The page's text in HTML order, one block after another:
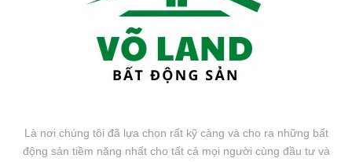
Là nơi chúng tôi đã lựa chọn rất kỹ càng và cho ra những bất
động sản tiềm năng nhất cho tất cả mọi người cùng đầu tư và